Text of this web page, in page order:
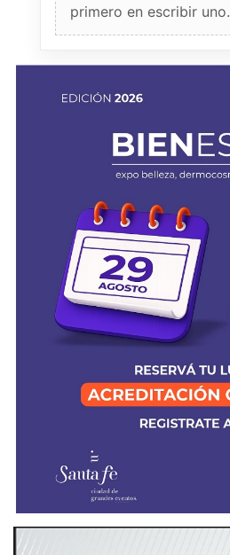
primero en escribir uno.